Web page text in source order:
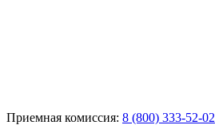
Приемная комиссия: 8 (800) 333-52-02